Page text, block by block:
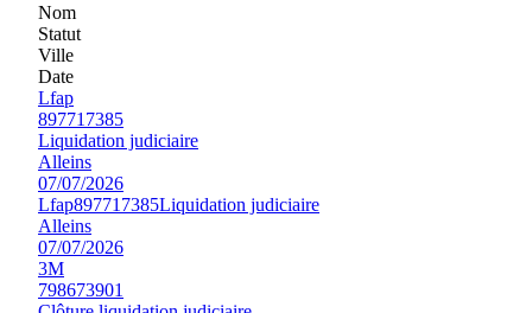
Nom
Statut
Ville
Date
Lfap
897717385
Liquidation judiciaire
Alleins
07/07/2026
Lfap897717385Liquidation judiciaire
Alleins
07/07/2026
3M
798673901